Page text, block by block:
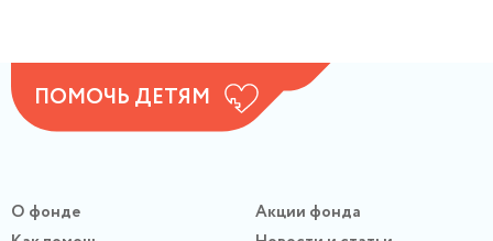
ПОМОЧЬ ДЕТЯМ
О фонде
Акции фонда